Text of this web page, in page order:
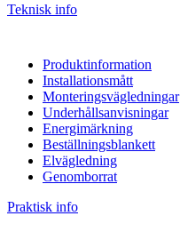
Teknisk info
Produktinformation
Installationsmått
Monteringsvägledningar
Underhållsanvisningar
Energimärkning
Beställningsblankett
Elvägledning
Genomborrat
Praktisk info